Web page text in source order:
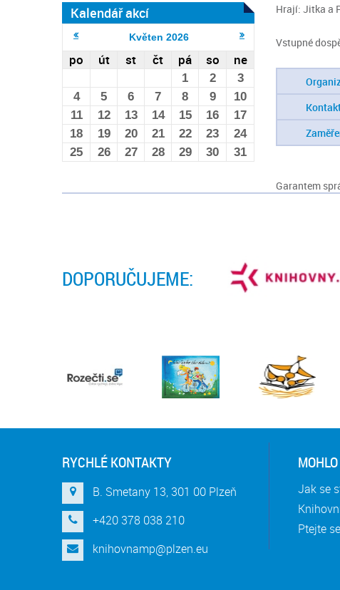
Hrají: Jitka a
Vstupné
Garantem
Kalendář akcí
Květen 2026
po út st čt pá so ne
1 2
3
4
5 6 7 8 9
10
11
12 13 14 15 16
17
18
19 20 21 22 23
24
25
26 27 28 29 30 31
DOPORUČUJEME:
RYCHLÉ KONTAKTY
B. Smetany 13, 301 00 Plzeň
+420 378 038 210
knihovnamp@plzen.eu
Jak se
Ptejte